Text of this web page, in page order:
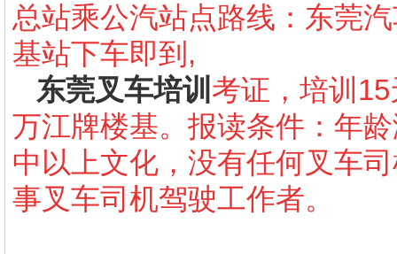
总站乘公汽站点路线：东莞
基站下车即到 ,
东莞叉车培训 考证，培训 15
万江牌楼基。报读条件：年
中以上文化，没有任何叉车
事叉车司机驾驶工作者。